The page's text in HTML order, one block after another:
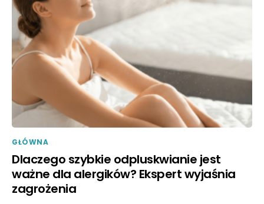
GŁÓWNA
Dlaczego szybkie odpluskwianie jest
ważne dla alergików? Ekspert wyjaśnia
zagrożenia